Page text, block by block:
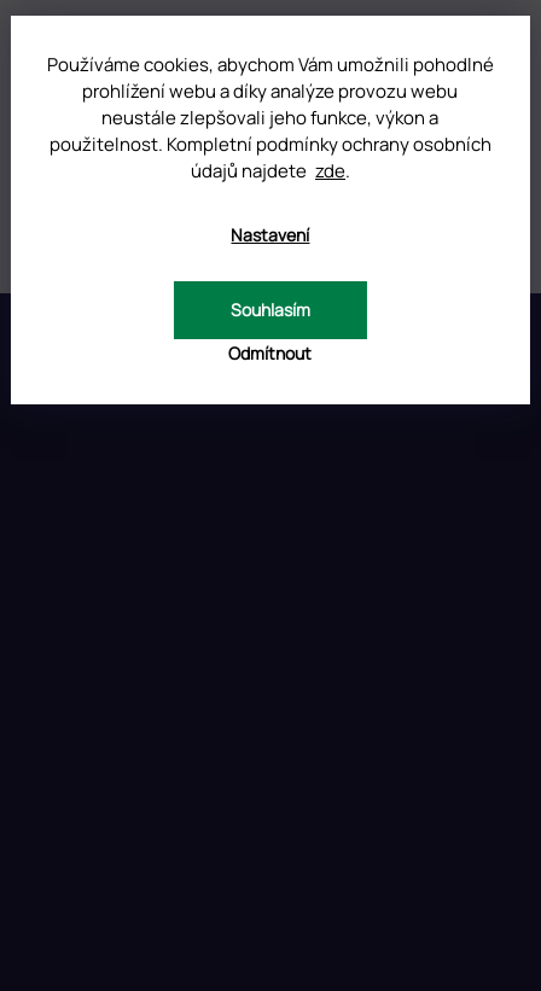
Používáme cookies, abychom Vám umožnili pohodlné
prohlížení webu a díky analýze provozu webu
neustále zlepšovali jeho funkce, výkon a
použitelnost. Kompletní podmínky ochrany osobních
údajů najdete zde.
Nastavení
Odmítnout
Souhlasím
Kategorie: Pomůcky pro odstranění gel laku
Hmotnost: 0.01 kg
100 ml
INSTAGRAM